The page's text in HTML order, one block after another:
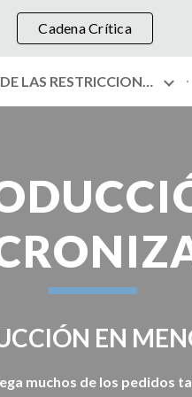
Skip to navigation
Cadena Crítica
TEORIA DE LAS RESTRICCIONES (TOC)
EN
muchos de los pedidos